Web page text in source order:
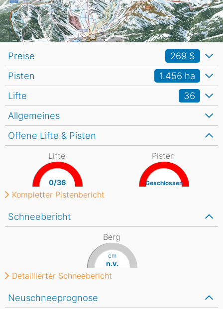
Allgemeines
Lifte 36
Pisten 1.456 ha
Schneebericht
Berg
cm
n.v.
Detaillierter Schneebericht
Neuschneeprognose
Offene Lifte & Pisten
Lifte
0/36
Pisten
Geschlossen
Kompletter Pistenbericht
Preise 269 $